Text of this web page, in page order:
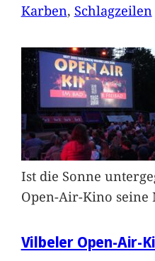
Karben, Schlagzeilen
Ist die Sonne
Open-Air-Kino seine
Vilbeler Open-Air-